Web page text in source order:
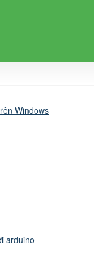
Windows
arduino